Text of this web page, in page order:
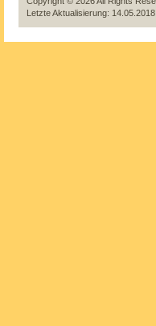
Letzte Aktualisierung: